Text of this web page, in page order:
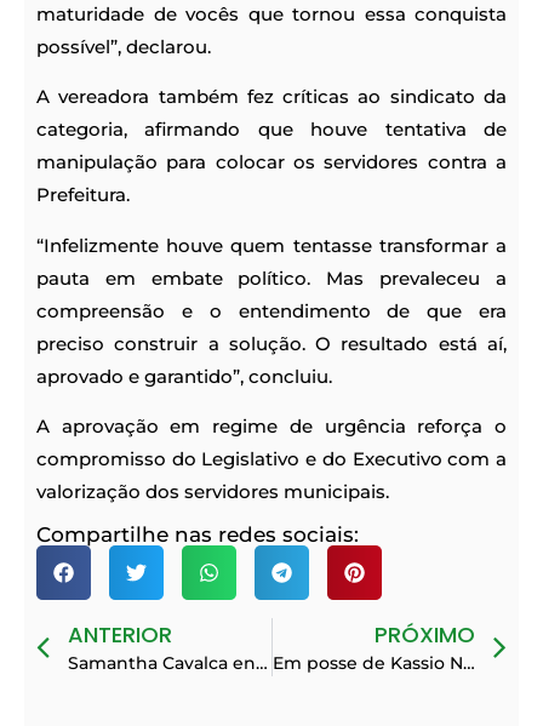
maturidade de vocês que tornou essa conquista
possível”, declarou.
A vereadora também fez críticas ao sindicato da
categoria, afirmando que houve tentativa de
manipulação para colocar os servidores contra a
Prefeitura.
“Infelizmente houve quem tentasse transformar a
pauta em embate político. Mas prevaleceu a
compreensão e o entendimento de que era
preciso construir a solução. O resultado está aí,
aprovado e garantido”, concluiu.
A aprovação em regime de urgência reforça o
compromisso do Legislativo e do Executivo com a
valorização dos servidores municipais.
Compartilhe nas redes sociais:
ANTERIOR
Samantha Cavalca encerra 2025 como a vereadora mais atuante da Câmara Municipal de Teresina
PRÓXIMO
Em posse de Kassio Nunes, Samantha recebe apoio de Nikolas Ferreira para a Câmara dos Deputados